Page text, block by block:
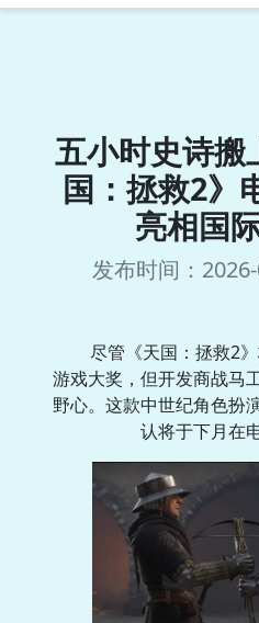
五小时史诗搬
国：拯救2》
亮相国
发布时间：
尽管《天国：拯救2
游戏大奖，但开发商战马
野心。这款中世纪角色扮
认将于下月在